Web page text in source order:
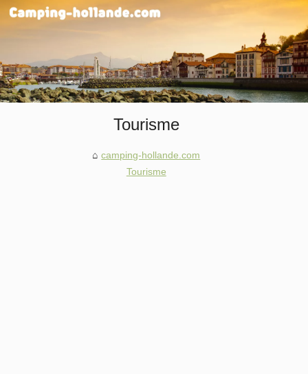
Tourisme
camping-hollande.com
Tourisme